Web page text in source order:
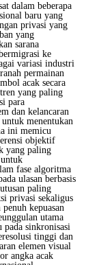
dalam beberapa
baru yang
privasi yang
yang
sarana
ke
variasi industri
permainan
acak secara
yang paling
para
dan kelancaran
menentukan
ini memicu
objektif
yang paling
fase algoritma
ulasan berbasis
paling
privasi sekaligus
kepuasan
utama
pada sinkronisasi
tinggi dan
elemen visual
angka acak